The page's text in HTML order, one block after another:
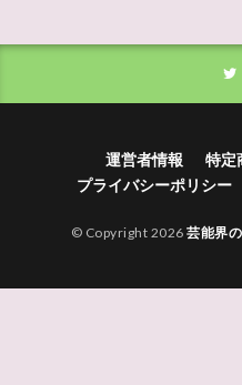
運営者情報
特定
プライバシーポリシー
© Copyright 2026芸能界